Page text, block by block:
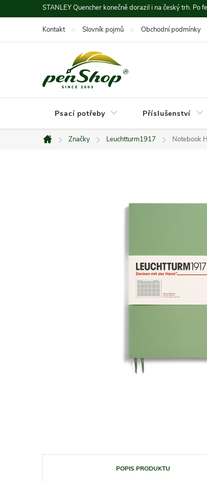
na
STANLEY Quencher konečně dorazil i na český trh.
Kontakt Slovník pojmů Obchodní podmínky
Psací potřeby Příslušenství
Domů
Značky Leuchtturm1917 Notebook
POPIS PRODUKTU